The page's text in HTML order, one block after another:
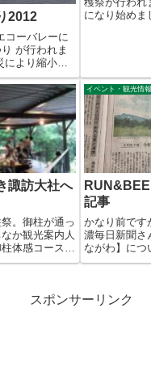
2012
コーバレーに
が行われま
より縮小し
今年...
になり始めま
諏訪大社へ
。御柱が通っ
か観光案内人
体感コース」
坂から川越
イベント・観光情報
記事
かなり前で
濃毎日新聞さ
ながわ】につ
した。ありが
スポンサーリンク